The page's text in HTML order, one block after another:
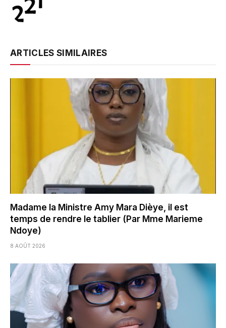
ARTICLES SIMILAIRES
Madame la Ministre Amy Mara Dièye, il est
temps de rendre le tablier (Par Mme Marieme
Ndoye)
8 AOÛT 2026